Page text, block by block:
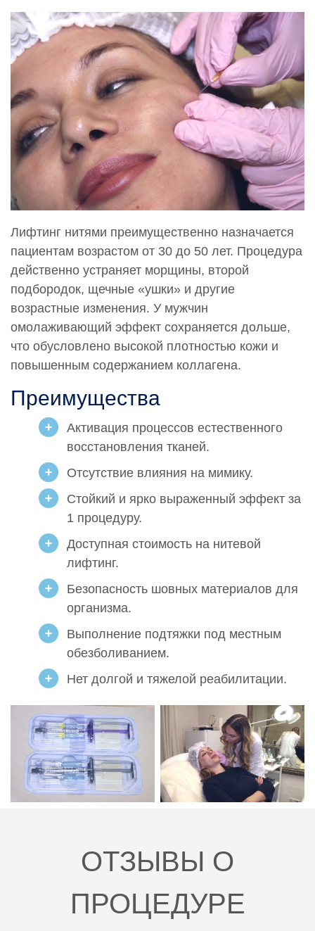
Лифтинг нитями преимущественно назначается
пациентам возрастом от 30 до 50 лет. Процедура
действенно устраняет морщины, второй
подбородок, щечные «ушки» и другие
возрастные изменения. У мужчин
омолаживающий эффект сохраняется дольше,
что обусловлено высокой плотностью кожи и
повышенным содержанием коллагена.
Преимущества
Активация процессов естественного
восстановления тканей.
Отсутствие влияния на мимику.
Стойкий и ярко выраженный эффект за
1 процедуру.
Доступная стоимость на нитевой
лифтинг.
Безопасность шовных материалов для
организма.
Выполнение подтяжки под местным
обезболиванием.
Нет долгой и тяжелой реабилитации.
ОТЗЫВЫ О
ПРОЦЕДУРЕ